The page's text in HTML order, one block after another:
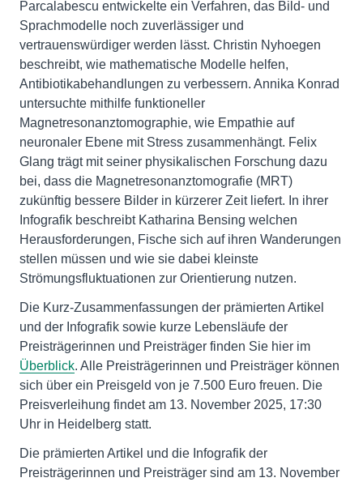
Parcalabescu entwickelte ein Verfahren, das Bild- und
Sprachmodelle noch zuverlässiger und
vertrauenswürdiger werden lässt. Christin Nyhoegen
beschreibt, wie mathematische Modelle helfen,
Antibiotikabehandlungen zu verbessern. Annika Konrad
untersuchte mithilfe funktioneller
Magnetresonanztomographie, wie Empathie auf
neuronaler Ebene mit Stress zusammenhängt. Felix
Glang trägt mit seiner physikalischen Forschung dazu
bei, dass die Magnetresonanztomografie (MRT)
zukünftig bessere Bilder in kürzerer Zeit liefert. In ihrer
Infografik beschreibt Katharina Bensing welchen
Herausforderungen, Fische sich auf ihren Wanderungen
stellen müssen und wie sie dabei kleinste
Strömungsfluktuationen zur Orientierung nutzen.
Die Kurz-Zusammenfassungen der prämierten Artikel
und der Infografik sowie kurze Lebensläufe der
Preisträgerinnen und Preisträger finden Sie hier im
Überblick. Alle Preisträgerinnen und Preisträger können
sich über ein Preis­geld von je 7.500 Euro freuen. Die
Preisverleihung findet am 13. November 2025, 17:30
Uhr in Heidelberg statt.
Die prämierten Artikel und die Infografik der
Preisträgerinnen und Preisträger sind am 13. November